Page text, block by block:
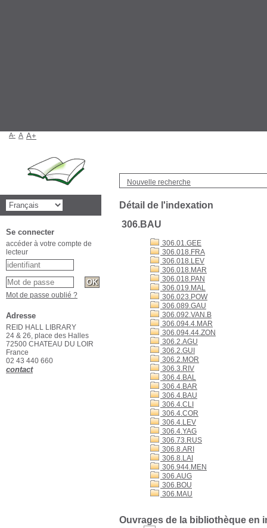
Nouvelle recherche
Détail de l'indexation
306.BAU
306.01.GEE
306.018.FRA
306.018.LEV
306.018.MAR
306.018.PAN
306.019.MAL
306.023.POW
306.089.GAU
306.092.VAN.B
306.094.4.MAR
306.094.44.ZON
306.2.AGU
306.2.GUI
306.2.MOR
306.3.RIV
306.4.BAL
306.4.BAR
306.4.BAU
306.4.CLI
306.4.COR
306.4.LEV
306.4.YAG
306.73.RUS
306.8.ARI
306.8.LAI
306.944.MEN
306.AUG
306.BOU
306.MAU
Ouvrages de la bibliothèque en
A- A A+
Se connecter
accéder à votre compte de
lecteur
Mot de passe oublié ?
Adresse
REID HALL LIBRARY
24 & 26, place des Halles
72500 CHATEAU DU LOIR
France
02 43 440 660
contact